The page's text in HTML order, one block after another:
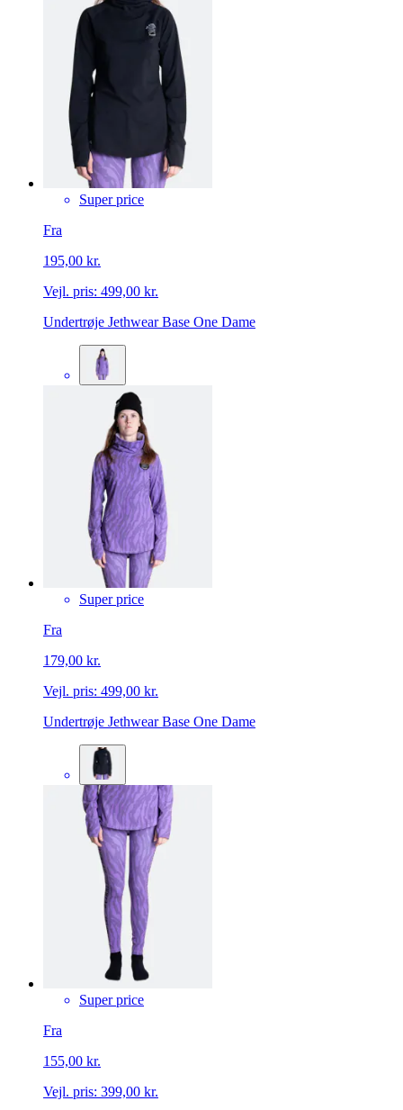
Super price
Fra
195,00 kr.
Vejl. pris: 499,00 kr.
Undertrøje Jethwear Base One Dame
Super price
Fra
179,00 kr.
Vejl. pris: 499,00 kr.
Undertrøje Jethwear Base One Dame
Super price
Fra
155,00 kr.
Vejl. pris: 399,00 kr.